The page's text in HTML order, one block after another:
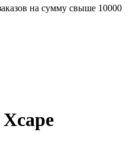
на сумму свыше 10000